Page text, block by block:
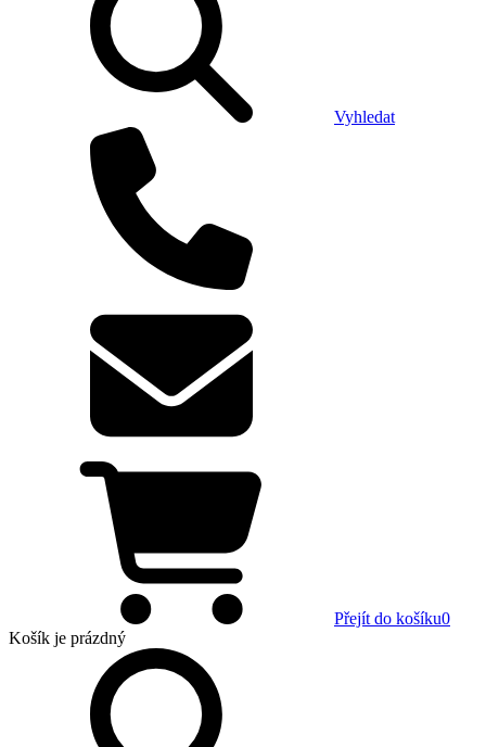
Vyhledat
Přejít do košíku0
Košík je prázdný